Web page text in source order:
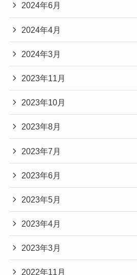
2024年6月
2024年4月
2024年3月
2023年11月
2023年10月
2023年8月
2023年7月
2023年6月
2023年5月
2023年4月
2023年3月
2022年11月